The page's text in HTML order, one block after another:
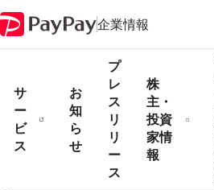
企業情報
サ
ー
ビ
ス
お
知
ら
せ
プ
レ
ス
リ
リ
ー
ス
株
主・
投資
家情
報